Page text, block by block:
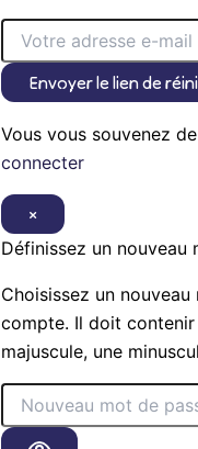
Envoyer le lien de
Vous vous souvenez
connecter
×
Définissez un nouveau
Choisissez un
compte. Il doit
majuscule, une